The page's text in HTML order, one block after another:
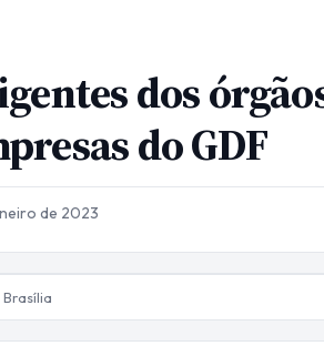
dos
do GDF
de 2023